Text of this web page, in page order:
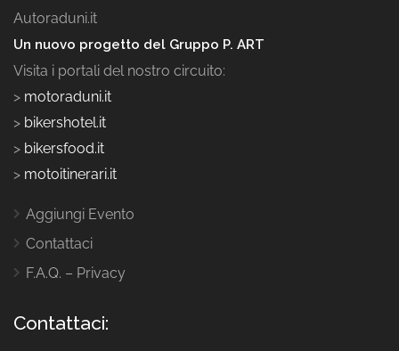
Autoraduni.it
Un nuovo progetto del Gruppo P. ART
Visita i portali del nostro circuito:
> motoraduni.it
> bikershotel.it
> bikersfood.it
> motoitinerari.it
Aggiungi Evento
Contattaci
F.A.Q. – Privacy
Contattaci: